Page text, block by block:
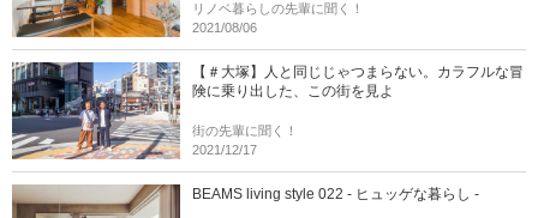
リノベ暮らしの先輩に聞く！
2021/08/06
【＃大塚】人と同じじゃつまらない。カラフルな冒
険に乗り出した、この街を見よ
街の先輩に聞く！
2021/12/17
BEAMS living style 022 - ヒュッゲな暮らし -